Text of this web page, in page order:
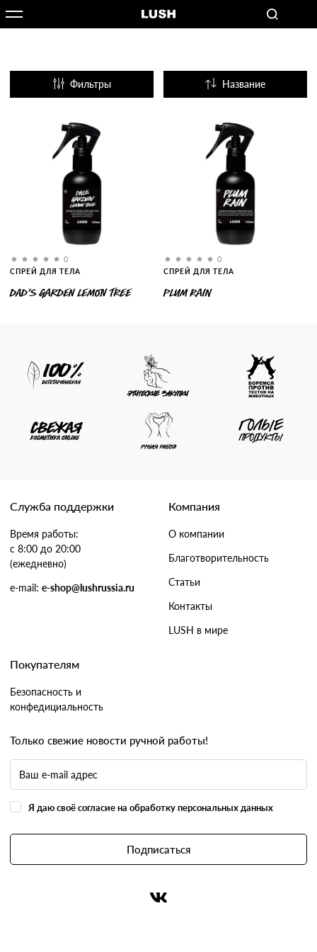
Фильтры Название
0
СПРЕЙ ДЛЯ ТЕЛА
DAD’S GARDEN LEMON TREE
0
СПРЕЙ ДЛЯ ТЕЛА
PLUM RAIN
Служба поддержки
Время работы:
с 8:00 до 20:00
(ежедневно)
e-mail: e-shop@lushrussia.ru
Компания
О компании
Благотворительность
Статьи
Контакты
LUSH в мире
Покупателям
Безопасность и
конфедициальность
Только свежие новости ручной работы!
Я даю своё согласие на обработку персональных данных
Подписаться